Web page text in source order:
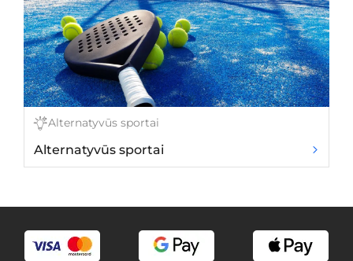
Alternatyvūs sportai
Alternatyvūs sportai